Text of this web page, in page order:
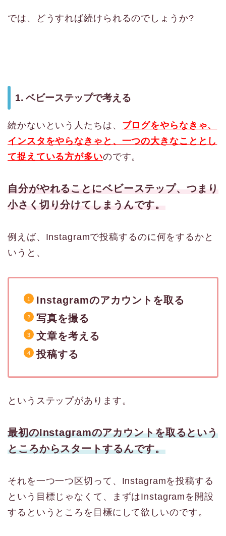
では、どうすれば続けられるのでしょうか?
1. ベビーステップで考える
続かないという人たちは、 ブログをやらなきゃ、
インスタをやらなきゃと、一つの大きなこととし
て捉えている方が多いのです。
自分がやれることにベビーステップ、つまり
小さく切り分けてしまうんです。
例えば、Instagramで投稿するのに何をするかと
いうと、
Instagramのアカウントを取る
写真を撮る
文章を考える
投稿する
というステップがあります。
最初のInstagramのアカウントを取るという
ところからスタートするんです。
それを一つ一つ区切って、Instagramを投稿する
という目標じゃなくて、まずはInstagramを開設
するというところを目標にして欲しいのです。